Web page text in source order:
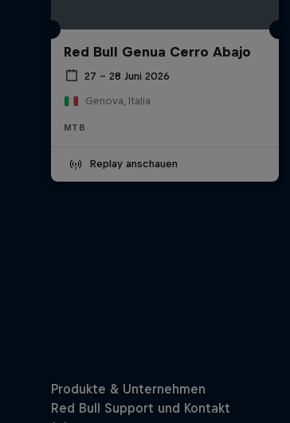
Red Bull Genua Cerro Abajo
27 – 28 Juni 2026
Genova, Italia
MTB
Replay anschauen